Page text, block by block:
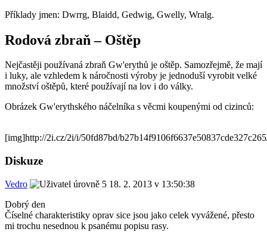
Příklady jmen: Dwrrg, Blaidd, Gedwig, Gwelly, Wralg.
Rodová zbraň – Oštěp
Nejčastěji používaná zbraň Gw'erythů je oštěp. Samozřejmě, že mají
i luky, ale vzhledem k náročnosti výroby je jednoduší vyrobit velké
množství oštěpů, které používají na lov i do války.
Obrázek Gw'erythského náčelníka s věcmi koupenými od cizinců:
[img]http://2i.cz/2i/i/50fd87bd/
Diskuze
Vedro
18. 2. 2013 v 13:50:38
Dobrý den
Číselné charakteristiky oprav sice jsou jako celek vyvážené, přesto
mi trochu nesednou k psanému popisu rasy.